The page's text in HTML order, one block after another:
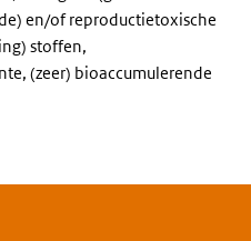
en/of reproductietoxische
stoffen,
(zeer) bioaccumulerende